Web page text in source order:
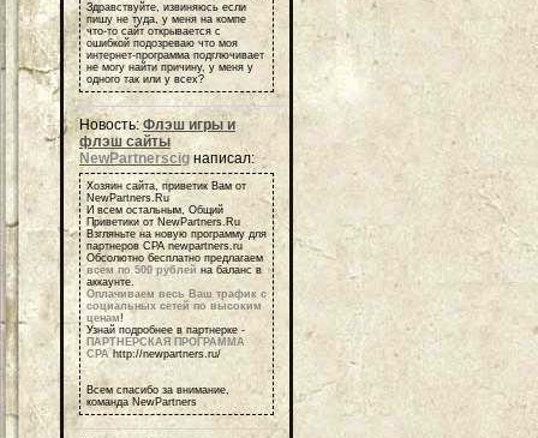
Здравствуйте, извиняюсь если
пишу не туда, у меня на компе
что-то сайт открывается с
ошибкой подозреваю что моя
интернет-программа подглючивает
не могу найти причину, у меня у
одного так или у всех?
Новость:Флэш игры и
флэш сайты
NewPartnerscig написал:
Хозяин сайта, приветик Вам от
NewPartners.Ru
И всем остальным, Общий
Приветики от NewPartners.Ru
Взгляньте на новую программу для
партнеров СРА newpartners.ru
Обсолютно бесплатно предлагаем
всем по 500 рублей на баланс в
аккаунте.
Оплачиваем весь Ваш трафик с
социальных сетей по высоким
ценам!
Узнай подробнее в партнерке -
ПАРТНЕРСКАЯ ПРОГРАММА
СРАhttp://newpartners.ru/
Всем спасибо за внимание,
команда NewPartners